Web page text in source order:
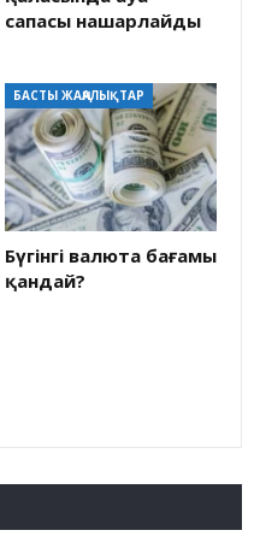
сапасы нашарлайды
БАСТЫ ЖАҢАЛЫҚТАР
Бүгінгі валюта бағамы
қандай?